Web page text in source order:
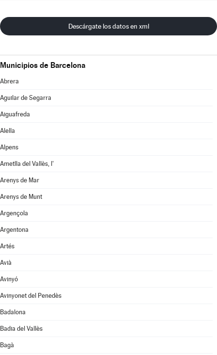
Descárgate los datos en xml
Municipios de Barcelona
Abrera
Aguilar de Segarra
Aiguafreda
Alella
Alpens
Ametlla del Vallès, l'
Arenys de Mar
Arenys de Munt
Argençola
Argentona
Artés
Avià
Avinyó
Avinyonet del Penedès
Badalona
Badia del Vallès
Bagà